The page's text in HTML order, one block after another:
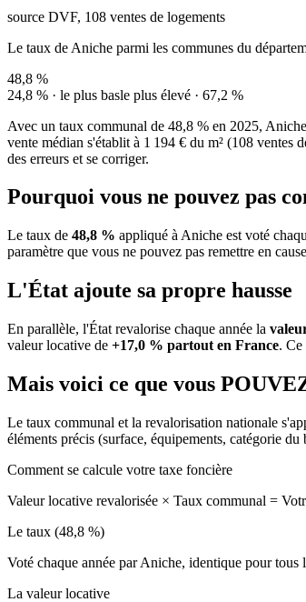
source DVF, 108 ventes de logements
Le taux de Aniche parmi les communes du
48,8 %
24,8 % · le plus basle plus élevé · 67,2 %
Avec un taux communal de 48,8 % en 2025,
vente médian s'établit à 1 194 € du m² (108 ventes
des erreurs et se corriger.
Pourquoi vous ne pouvez pas
Le taux de 48,8 % appliqué à Aniche est voté
paramètre que vous ne pouvez pas remettre en
L'État ajoute sa propre hausse
En parallèle, l'État revalorise chaque année la
valeur locative de +17,0 % partout en France. Ce
Mais voici ce que vous
Le taux communal et la revalorisation nationale
éléments précis (surface, équipements, catégorie du
Comment se calcule votre taxe foncière
Valeur locative revalorisée × Taux communal =
Le taux (48,8 %)
Voté chaque année par Aniche, identique pour tous
La valeur locative